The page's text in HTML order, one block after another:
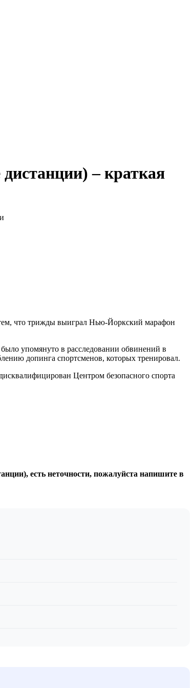
– краткая
что трижды выиграл Нью-Йоркский марафон
упомянуто в расследовании обвинений в
допинга спортсменов, которых тренировал.
Центром безопасного спорта
есть неточности, пожалуйста напишите в